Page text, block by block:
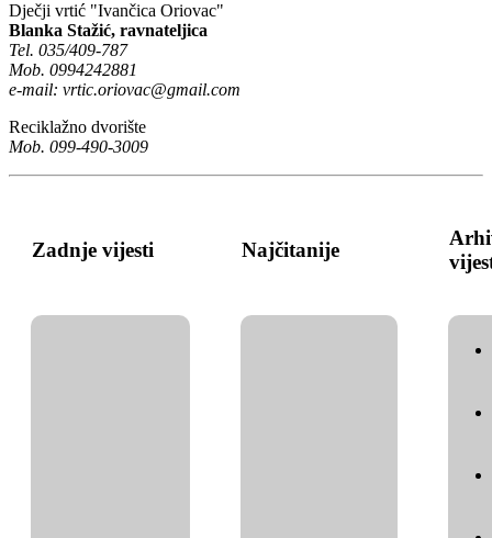
Dječji vrtić "Ivančica Oriovac"
Blanka Stažić, ravnateljica
Tel. 035/409-787
Mob. 0994242881
e-mail: vrtic.oriovac@gmail.com
Reciklažno dvorište
Mob. 099-490-3009
Zadnje vijesti Najčitanije